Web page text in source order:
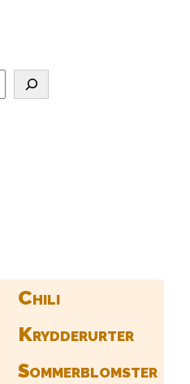
Chili
Krydderurter
Sommerblomster